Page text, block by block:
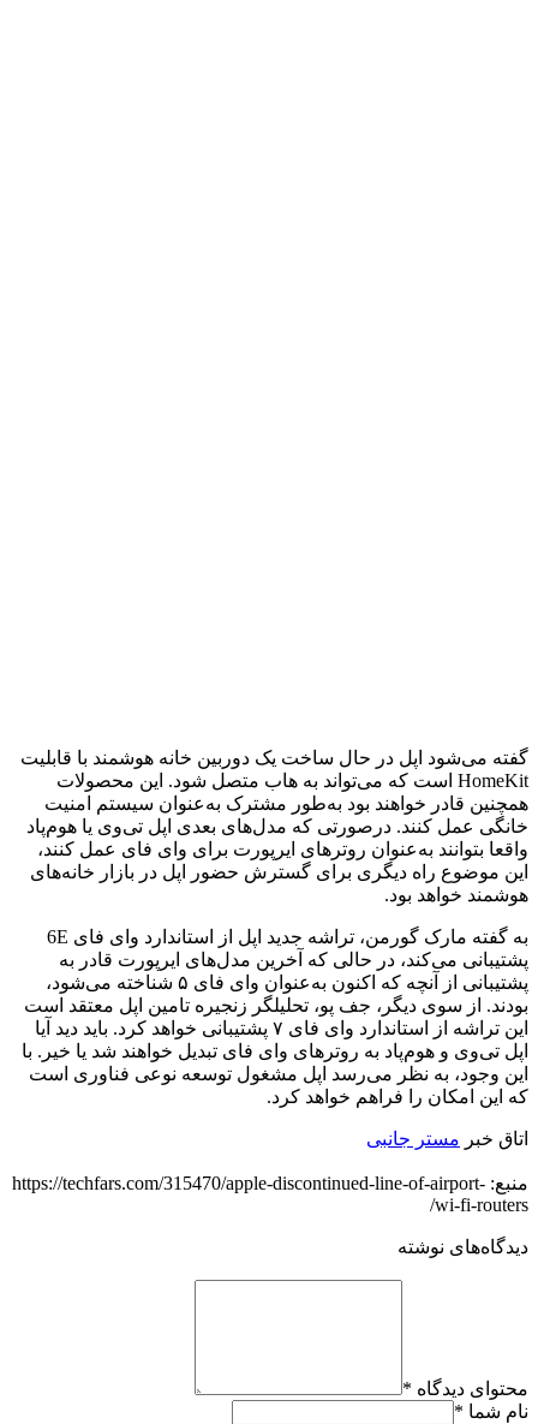
گفته می‌شود اپل در حال ساخت یک دوربین خانه هوشمند با قابلیت
HomeKit است که می‌تواند به هاب متصل شود. این محصولات
همچنین قادر خواهند بود به‌طور مشترک به‌عنوان سیستم امنیت
خانگی عمل کنند. درصورتی که مدل‌های بعدی اپل تی‌وی یا هوم‌پاد
واقعا بتوانند به‌عنوان روترهای ایرپورت برای وای فای عمل کنند،
این موضوع راه دیگری برای گسترش حضور اپل در بازار خانه‌های
هوشمند خواهد بود.
به گفته مارک گورمن، تراشه جدید اپل از استاندارد وای فای 6E
پشتیبانی می‌کند، در حالی که آخرین مدل‌های ایرپورت قادر به
پشتیبانی از آنچه که اکنون به‌عنوان وای فای ۵ شناخته می‌شود،
بودند. از سوی دیگر، جف پو، تحلیلگر زنجیره تامین اپل معتقد است
این تراشه از استاندارد وای فای ۷ پشتیبانی خواهد کرد. باید دید آیا
اپل تی‌وی و هوم‌پاد به روترهای وای فای تبدیل خواهند شد یا خیر. با
این وجود، به نظر می‌رسد اپل مشغول توسعه نوعی فناوری است
که این امکان را فراهم خواهد کرد.
اتاق خبر مستر جانبی
منبع: https://techfars.com/315470/apple-discontinued-line-of-airport-
wi-fi-routers/
دیدگاه‌های نوشته
محتوای دیدگاه *
نام شما *